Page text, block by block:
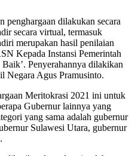
penghargaan dilakukan secara
secara virtual, termasuk
merupakan hasil penilaian
Kepada Instansi Pemerintah
Penyerahannya dilakikan
Negara Agus Pramusinto.
Meritokrasi 2021 ini untuk
Gubernur lainnya yang
yang sama adalah gubernur
Sulawesi Utara, gubernur